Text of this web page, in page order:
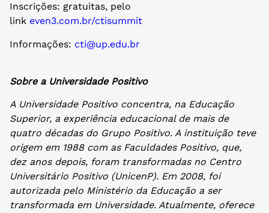
Inscrições: gratuitas, pelo
link even3.com.br/ctisummit
Informações: cti@up.edu.br
Sobre a Universidade Positivo
A Universidade Positivo concentra, na Educação
Superior, a experiência educacional de mais de
quatro décadas do Grupo Positivo. A instituição teve
origem em 1988 com as Faculdades Positivo, que,
dez anos depois, foram transformadas no Centro
Universitário Positivo (UnicenP). Em 2008, foi
autorizada pelo Ministério da Educação a ser
transformada em Universidade. Atualmente, oferece